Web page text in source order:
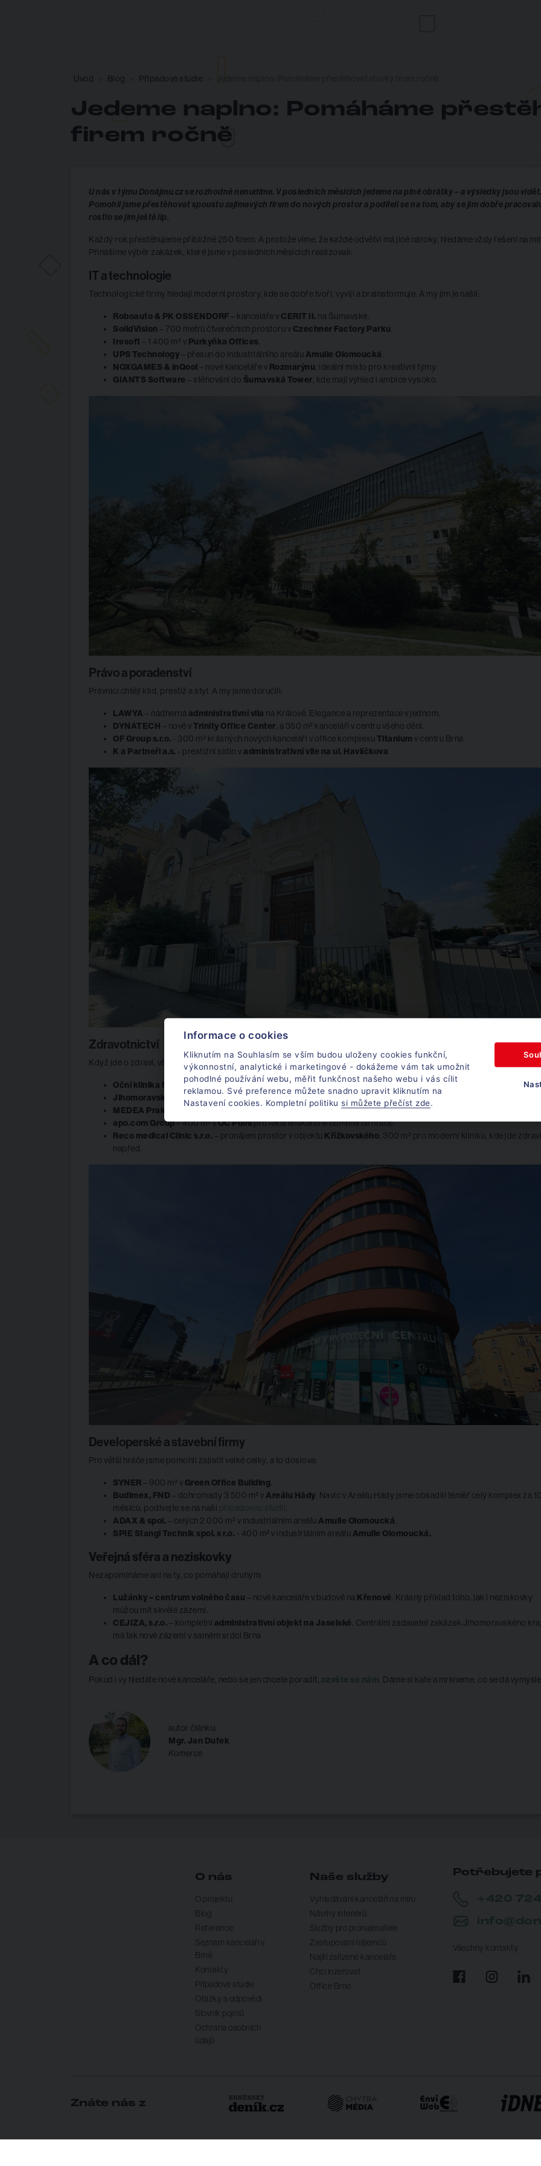
Úvod Blog Případové studie
Jedeme naplno: Pomáháme
firem ročně
U nás v týmu Donájmu.cz se rozhodně nenudíme. V posledních měsících jedeme na plné obrátky – a výsledky jsou
Pomohli jsme přestěhovat spoustu zajímavých firem do nových prostor a podíleli se na tom, aby se jim dobře
rostlo se jim ještě líp.
Každý rok přestěhujeme přibližně 250 firem. A protože víme, že každé odvětví má jiné nároky, hledáme vždy řešení na
Přinášíme výběr zakázek, které jsme v posledních měsících realizovali:
IT a technologie
Technologické firmy hledají moderní prostory, kde se dobře tvoří, vyvíjí a brainstormuje. A my jim je našli:
Roboauto & PK OSSENDORF– kanceláře v CERIT II. na Šumavské.
SolidVision – 700 metrů čtverečních prostoru v Czechner Factory Parku
Iresoft – 1 400 m² v Purkyňka Offices
UPS Technology– přesun do industriálního areálu Amulle Olomoucká
NOXGAMES & inQool– nové kanceláře v Rozmarýnu , ideální místo pro kreativní týmy.
GIANTS Software – stěhování do Šumavská Tower , kde mají výhled i ambice vysoko.
Právo a poradenství
Právníci chtějí klid, prestiž a styl. A my jsme doručili:
LAWYA – nádherná administrativní vila na Králově. Elegance a reprezentace v jednom.
DYNATECH – nově vTrinity Office Center , a 350 m² kanceláří v centru všeho dění.
OF Group s.r.o. - 300 m² krásných nových kanceláří v office komplexu Titanium v centru Brna
K a Partneři a.s. - prestižní sídlo v administrativní vile na ul. Havlíčkova
Zdravotnictví
Když jde o zdraví, všechno musí šlapat. A taky že šlape:
Oční klinika Neovize, Columna Centrum s.r.o., Kardiologie Stříbrný s.r.o.– nové prostory v
Jihomoravská zdravotní a.s. – moderní kanceláře na Nových Sadech , přes 400 m².
MEDEA Praktik s.r.o. – 300 m² moderních prostor v NC Okružní,aby se pacienti cítí jako doma.
apo.com Group– 400 m² vOC Polnípro lékárenského e-commerce hráče.
Reco medical Clinic s.r.o.– pronájem prostor v objektu Křížkovského, 300 m² pro moderní kliniku, kde jde zdraví
napřed.
Developerské a stavební firmy
Pro větší hráče jsme pomohli zajistit velké celky, a to doslova:
SYNER– 900 m² v Green Office Building
Budimex, FND – dohromady 3 500 m² vAreálu Hády . Navíc v Areálu Hády jsme obsadili téměř celý komplex za
měsíců, podívejte se na naši
ADAX & spol.– celých 2 000 m² v industriálním areálu Amulle Olomoucká
SPIE Stangl Technik spol. s r.o. - 400 m² v industriálním areálu Amulle Olomoucká.
Veřejná sféra a neziskovky
Nezapomínáme ani na ty, co pomáhají druhým:
Lužánky – centrum volného času – nové kanceláře v budově na Křenové . Krásný příklad toho, jak i neziskovky
můžou mít skvělé zázemí.
CEJIZA, s.r.o.– kompletní administrativní objekt na Jaselské . Centrální zadavatel zakázek Jihomoravského
má tak nové zázemí v samém srdci Brna
A co dál?
Pokud i vy hledáte nové kanceláře, nebo se jen chcete poradit, . Dáme si kafe a mrkneme, co se dá
autor článku:
Mgr. Jan Dufek
Komerce
O nás
O projektu
Blog
Reference
Seznam kanceláří v
Brně
Kontakty
Případové studie
Otázky a odpovědi
Slovník pojmů
Ochrana osobních
údajů
Naše služby
Vyhledávání kanceláří na míru
Návrhy interiérů
Služby pro pronajímatele
Zastupování nájemců
Najítí zařízené kanceláře
Chci inzerovat
Office Brno
Potřebujete
Všechny kontakty
Znáte nás z
Informace o cookies
Kliknutím na Souhlasím se vším budou uloženy cookies funkční,
výkonnostní, analytické i marketingové - dokážeme vám tak umožnit
pohodlné používání webu, měřit funkčnost našeho webu i vás cílit
reklamou. Své preference můžete snadno upravit kliknutím na
Nastavení cookies. Kompletní politiku si můžete přečíst zde.
×